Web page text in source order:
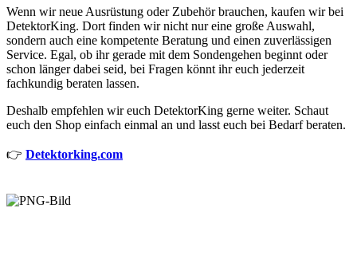
Wenn wir neue Ausrüstung oder Zubehör brauchen, kaufen wir bei
DetektorKing. Dort finden wir nicht nur eine große Auswahl,
sondern auch eine kompetente Beratung und einen zuverlässigen
Service. Egal, ob ihr gerade mit dem Sondengehen beginnt oder
schon länger dabei seid, bei Fragen könnt ihr euch jederzeit
fachkundig beraten lassen.
Deshalb empfehlen wir euch DetektorKing gerne weiter. Schaut
euch den Shop einfach einmal an und lasst euch bei Bedarf beraten.
👉 Detektorking.com